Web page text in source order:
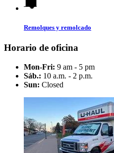
Remolques y remolcado
Horario de oficina
Mon-Fri: 9 am - 5 pm
Sáb.: 10 a.m. - 2 p.m.
Sun: Closed